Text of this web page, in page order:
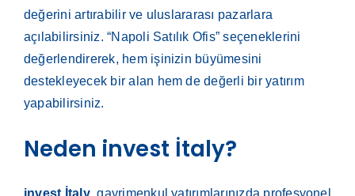
değerini artırabilir ve uluslararası pazarlara
açılabilirsiniz. “Napoli Satılık Ofis” seçeneklerini
değerlendirerek, hem işinizin büyümesini
destekleyecek bir alan hem de değerli bir yatırım
yapabilirsiniz.
Neden invest İtaly?
invest İtaly, gayrimenkul yatırımlarınızda profesyonel